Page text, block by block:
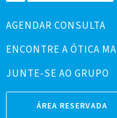
AGENDAR CONSULTA
ENCONTRE A ÓTICA
JUNTE-SE AO GRUPO
ÁREA RESERVADA